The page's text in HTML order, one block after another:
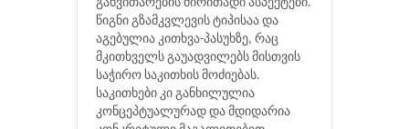
განვითარების ძირითადი ასპექტები.
წიგნი გზამკვლევის ტიპისაა და
აგებულია კითხვა-პასუხზე, რაც
მკითხველს გაუადვილებს მისთვის
საჭირო საკითხის მოძიებას.
საკითხები კი განხილულია
კონცეპტუალურად და მდიდარია